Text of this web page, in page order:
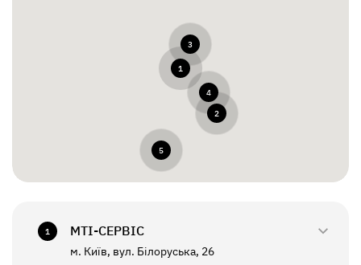
1
2
3
4
5
1 МТI-СЕРВІС
м. Київ, вул. Білоруська, 26